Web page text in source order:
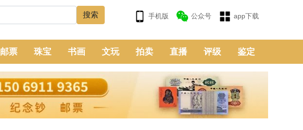
手机版 公众号 app下载
邮票 珠宝 书画 文玩 拍卖 直播 评级 鉴定